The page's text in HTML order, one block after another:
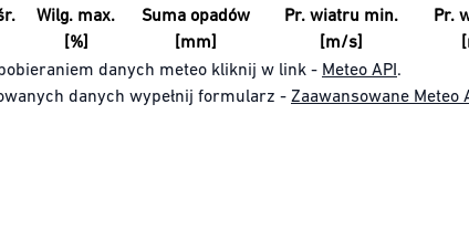
Wilg. max.
[%]
Suma opadów
[mm]
Pr. wiatru min.
[m/s]
Pr.
danych meteo kliknij w link - Meteo API.
danych wypełnij formularz - Zaawansowane Meteo